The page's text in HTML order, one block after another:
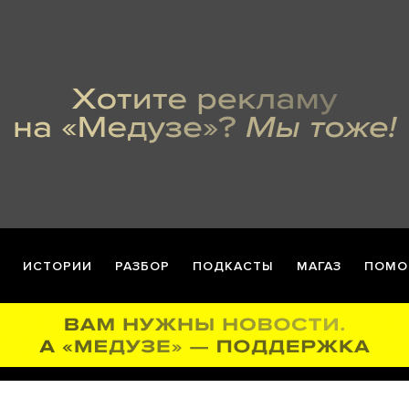
ИСТОРИИ РАЗБОР ПОДКАСТЫ МАГАЗ